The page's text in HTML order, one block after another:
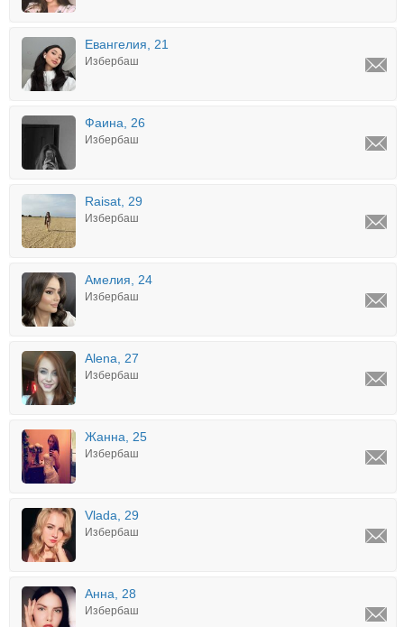
Евангелия, 21
Избербаш
Фаина, 26
Избербаш
Raisat, 29
Избербаш
Амелия, 24
Избербаш
Alena, 27
Избербаш
Жанна, 25
Избербаш
Vlada, 29
Избербаш
Анна, 28
Избербаш